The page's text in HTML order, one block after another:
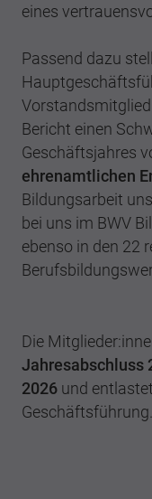
eines
Passend dazu
Vorstandsmitglied
Bericht einen
Geschäftsjahres
ehrenamtlichen
Bildungsarbeit
bei uns im BWV
ebenso in den 22
Die
Jahresabschluss
2026und
Geschäftsführung.